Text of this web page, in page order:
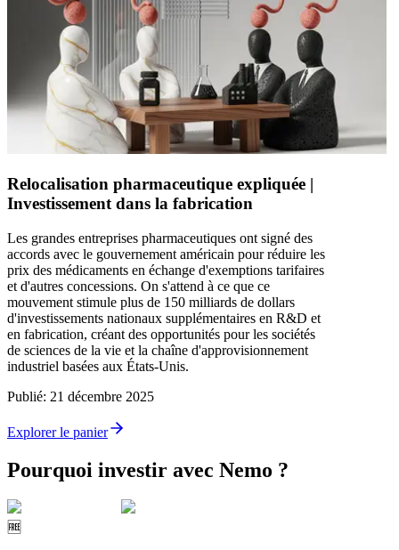
Relocalisation pharmaceutique expliquée |
Investissement dans la fabrication
Les grandes entreprises pharmaceutiques ont signé des
accords avec le gouvernement américain pour réduire les
prix des médicaments en échange d'exemptions tarifaires
et d'autres concessions. On s'attend à ce que ce
mouvement stimule plus de 150 milliards de dollars
d'investissements nationaux supplémentaires en R&D et
en fabrication, créant des opportunités pour les sociétés
de sciences de la vie et la chaîne d'approvisionnement
industriel basées aux États-Unis.
Publié: 21 décembre 2025
Explorer le panier
Pourquoi investir avec Nemo ?
🆓